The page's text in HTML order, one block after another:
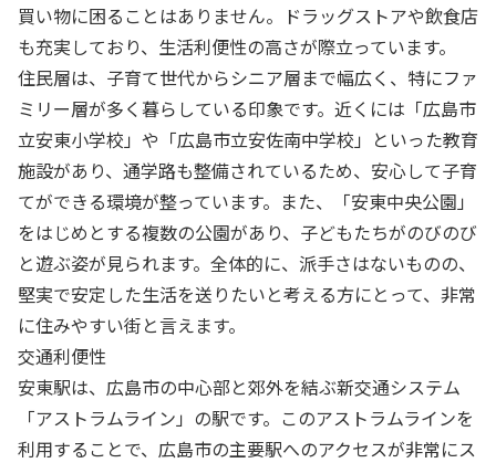
買い物に困ることはありません。ドラッグストアや飲食店
も充実しており、生活利便性の高さが際立っています。
住民層は、子育て世代からシニア層まで幅広く、特にファ
ミリー層が多く暮らしている印象です。近くには「広島市
立安東小学校」や「広島市立安佐南中学校」といった教育
施設があり、通学路も整備されているため、安心して子育
てができる環境が整っています。また、「安東中央公園」
をはじめとする複数の公園があり、子どもたちがのびのび
と遊ぶ姿が見られます。全体的に、派手さはないものの、
堅実で安定した生活を送りたいと考える方にとって、非常
に住みやすい街と言えます。
交通利便性
安東駅は、広島市の中心部と郊外を結ぶ新交通システム
「アストラムライン」の駅です。このアストラムラインを
利用することで、広島市の主要駅へのアクセスが非常にス